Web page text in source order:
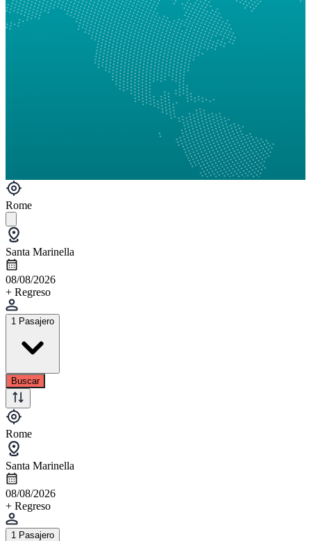
Rome
Santa Marinella
08/08/2026
+ Regreso
1 Pasajero
Buscar
Rome
Santa Marinella
08/08/2026
+ Regreso
1 Pasajero